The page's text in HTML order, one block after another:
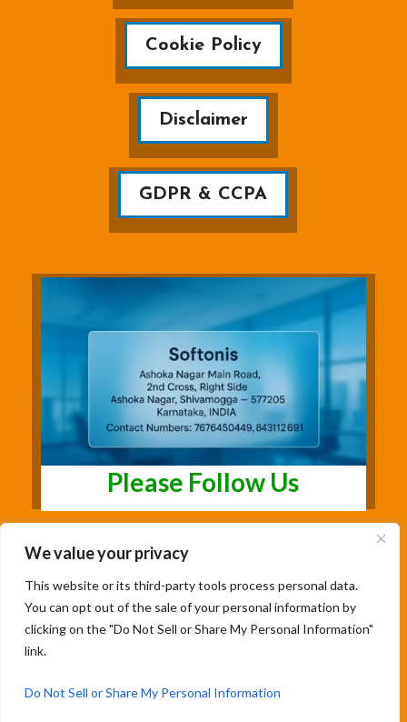
We value your privacy
This website or its third-party tools process personal data.
You can opt out of the sale of your personal information by
clicking on the "Do Not Sell or Share My Personal Information"
link.
Do Not Sell or Share My Personal Information
Cookie Policy
Disclaimer
GDPR & CCPA
Please Follow Us
& Developed By Soumya Patil |